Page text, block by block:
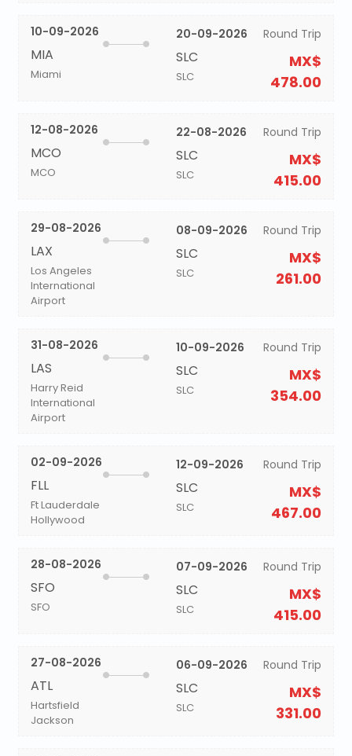
10-09-2026
MIA
Miami
20-09-2026
SLC
SLC
Round Trip
MX$
478.00
12-08-2026
MCO
MCO
22-08-2026
SLC
SLC
Round Trip
MX$
415.00
29-08-2026
LAX
Los Angeles
International
Airport
08-09-2026
SLC
SLC
Round Trip
MX$
261.00
31-08-2026
LAS
Harry Reid
International
Airport
10-09-2026
SLC
SLC
Round Trip
MX$
354.00
02-09-2026
FLL
Ft Lauderdale
Hollywood
12-09-2026
SLC
SLC
Round Trip
MX$
467.00
28-08-2026
SFO
SFO
07-09-2026
SLC
SLC
Round Trip
MX$
415.00
27-08-2026
ATL
Hartsfield
Jackson
06-09-2026
SLC
SLC
Round Trip
MX$
331.00